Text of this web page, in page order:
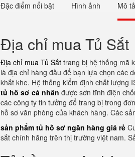
Đặc điểm nổi bật Hình ảnh Mô tả
Địa chỉ mua Tủ Sắt
Địa chỉ mua Tủ Sắt trang bị hệ thống mã
là địa chỉ hàng đầu để bạn lựa chọn các
khắt khe. Hệ thống kiểm định chất lượng
tủ hồ sơ cá nhân được sơn tĩnh điện
các công ty tin tưởng để trang bị trong
hồ sơ văn phòng của khách hàng. Các
sản phẩm tủ hồ sơ ngân hàng giá rẻ
sắt chính hãng trên thị trường việt nam.